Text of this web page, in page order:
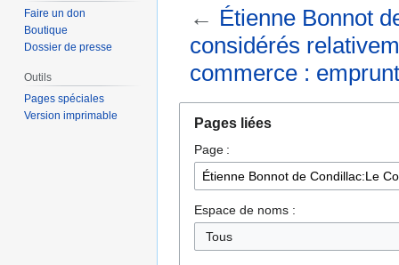
← Étienne Bonnot
considérés
commerce :
navigation
recherche
Pages liées
Page :
Espace de noms :
Tous
Faire un don
Boutique
Dossier de presse
Outils
Pages spéciales
Version imprimable